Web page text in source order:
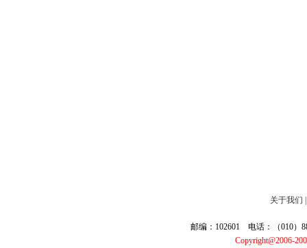
关于我们
邮编：102601 电话：（010）
Copyright@2006-